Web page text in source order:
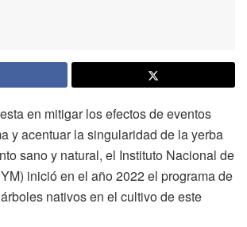
en mitigar los efectos de eventos
y acentuar la singularidad de la yerba
sano y natural, el Instituto Nacional de
inició en el año 2022 el programa de
nativos en el cultivo de este